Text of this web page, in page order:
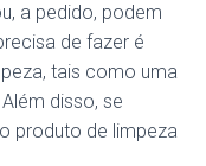
a pedido, podem
de fazer é
tais como uma
disso, se
produto de limpeza